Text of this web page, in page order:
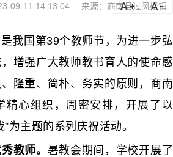
09-11 14:13:04
来源：商南县过风楼镇
a a-
国第39个教师节，为进一步弘
增强广大教师教书育人的使命感
隆重、简朴、务实的原则，商南
精心组织，周密安排，开展了以
为主题的系列庆祝活动。
教师。 暑教会期间，学校开展了